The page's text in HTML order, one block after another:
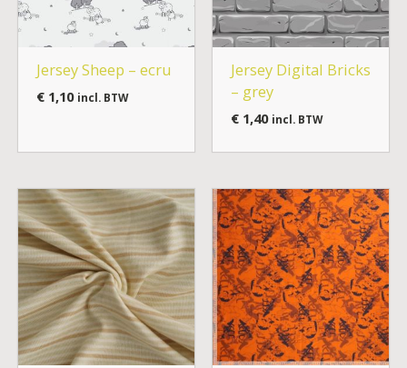
Jersey Sheep – ecru
€1,10 incl. BTW
Jersey Digital Bricks
– grey
€1,40 incl. BTW